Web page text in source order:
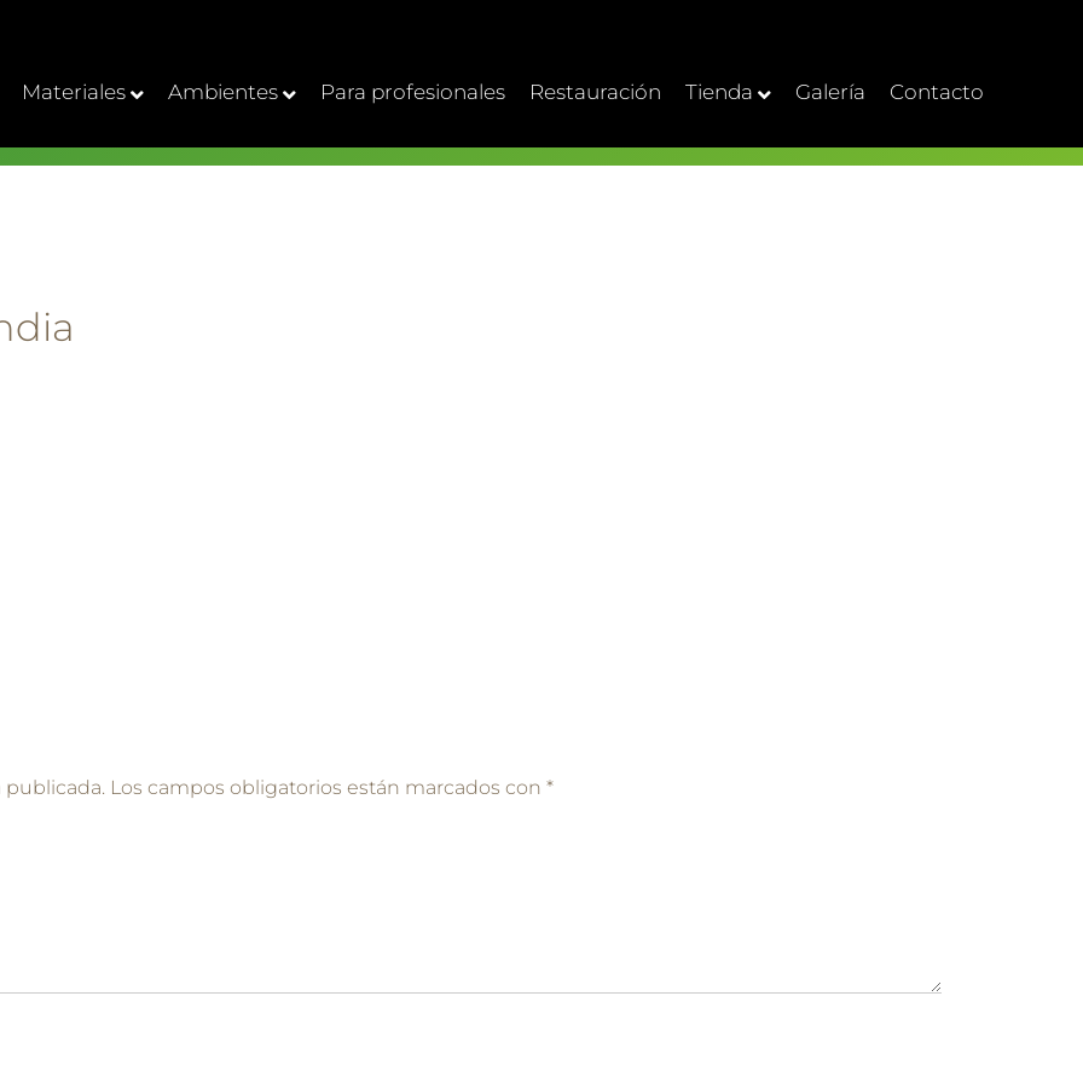
Materiales Ambientes Para profesionales Restauración Tienda Galería Contacto
publicada. Los campos obligatorios están marcados con *